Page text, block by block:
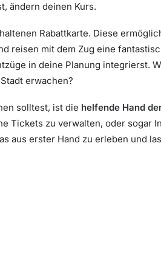
ändern deinen Kurs.
Rabattkarte. Diese
reisen mit dem Zug eine
in deine Planung integrierst.
erwachen?
solltest, ist die helfende Hand
Tickets zu verwalten, oder sogar
aus erster Hand zu erleben und